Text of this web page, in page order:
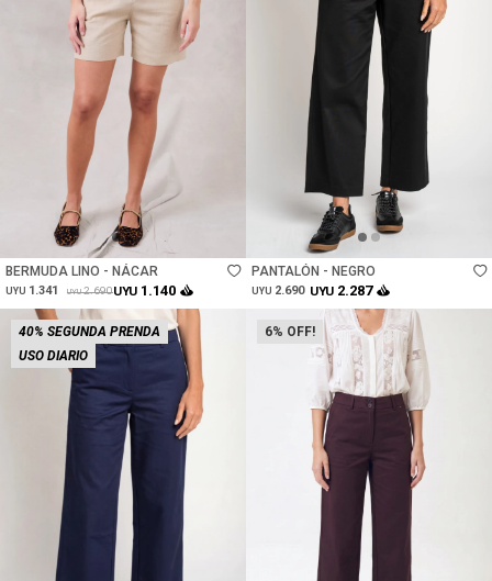
Talle
BERMUDA LINO - NÁCAR
UYU 1.341 UYU 2.690UYU 1.140
PANTALÓN - NEGRO
UYU 2.690 UYU 2.287
40% SEGUNDA PRENDA
USO DIARIO
6